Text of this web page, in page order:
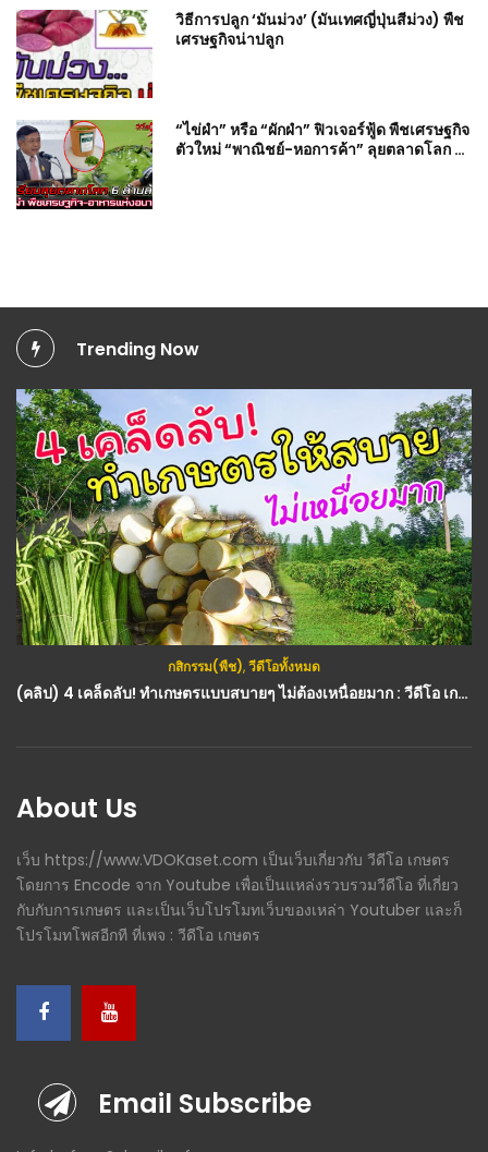
วิธีการปลูก ‘มันม่วง’ (มันเทศญี่ปุ่นสีม่วง) พืช
เศรษฐกิจน่าปลูก
“ไข่ผำ” หรือ “ผักผำ” ฟิวเจอร์ฟู้ด พืชเศรษฐกิจ
ตัวใหม่ “พาณิชย์-หอการค้า” ลุยตลาดโลก 6
Trending Now
กสิกรรม(พืช),วีดีโอทั้งหมด
(คลิป) 4 เคล็ดลับ! ทำเกษตรแบบสบายๆ ไม่ต้องเหนื่อยมาก : วีดีโอ เกษตร
About Us
เว็บ https://www.VDOKaset.com เป็นเว็บเกี่ยวกับ วีดีโอ เกษตร
โดยการ Encode จาก Youtube เพื่อเป็นแหล่งรวบรวมวีดีโอ ที่เกี่ยว
กับกับการเกษตร และเป็นเว็บโปรโมทเว็บของเหล่า Youtuber และก็
โปรโมทโพสอีกที ที่เพจ : วีดีโอ เกษตร
Email Subscribe